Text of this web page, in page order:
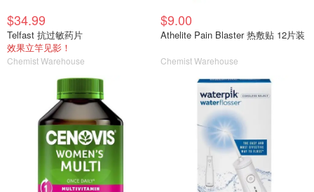
$34.99
Telfast 抗过敏药片
效果立竿见影！
Chemist Warehouse
$9.00
Athelite Pain Blaster 热敷贴 12片装
Chemist Warehouse